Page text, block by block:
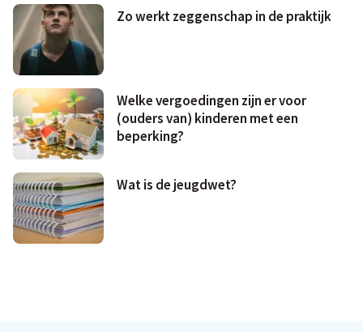
Zo werkt zeggenschap in de praktijk
Welke vergoedingen zijn er voor
(ouders van) kinderen met een
beperking?
Wat is de jeugdwet?